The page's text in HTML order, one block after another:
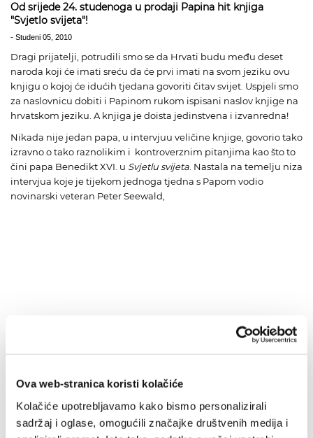
Ova web-stranica koristi kolačiće
Kolačiće upotrebljavamo kako bismo personalizirali
sadržaj i oglase, omogućili značajke društvenih medija i
Od srijede 24. studenoga u prodaji Papina hit knjiga
"Svjetlo svijeta"!
- Studeni 05, 2010
Dragi prijatelji, potrudili smo se da Hrvati budu među deset
naroda koji će imati sreću da će prvi imati na svom jeziku ovu
knjigu o kojoj će idućih tjedana govoriti čitav svijet. Uspjeli smo
za naslovnicu dobiti i Papinom rukom ispisani naslov knjige na
hrvatskom jeziku. A knjiga je doista jedinstvena i izvanredna!
Nikada nije jedan papa, u intervjuu veličine knjige, govorio tako
izravno o tako raznolikim i kontroverznim pitanjima kao što to
čini papa Benedikt XVI. u Svjetlu svijeta . Nastala na temelju niza
intervjua koje je tijekom jednoga tjedna s Papom vodio
novinarski veteran Peter Seewald,